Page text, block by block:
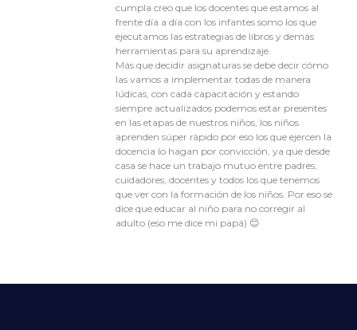
cumpla creo que los docentes que estamos al
frente día a día con los infantes somo los que
ejecutamos las estrategias de libros y demás
herramientas para su aprendizaje.
Más que decidir asignaturas se debe decir cómo
las vamos a implementar todas de manera
lúdicas, con cada capacitación y estando
siempre actualizados podemos estar presentes
en las etapas de nuestros niños, los niños
aprenden súper rápido por eso los que ejercen la
docencia lo hagan por convicción, ya que desde
casa se hace un trabajo mutuo entre padres,
cuidadores, docentes y todos los que tenemos
que ver con la formación de los niños. Por eso se
dice que educar al niño para no corregir al
adulto (eso me dice mi papá) 😊